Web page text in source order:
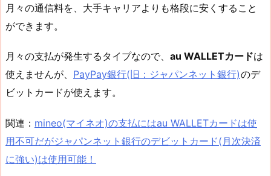
月々の通信料を、大手キャリアよりも格段に安くすること
ができます。
月々の支払が発生するタイプなので、 au WALLETカードは
使えませんが、 PayPay銀行(旧：ジャパンネット銀行)のデ
ビットカードが使えます。
関連： mineo(マイネオ)の支払にはau WALLETカードは使
用不可だがジャパンネット銀行のデビットカード(月次決済
に強い)は使用可能！